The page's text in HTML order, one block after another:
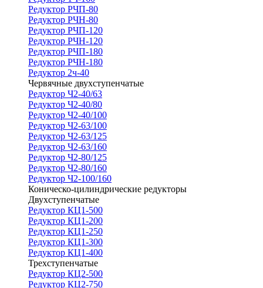
Редуктор РЧП-80
Редуктор РЧН-80
Редуктор РЧП-120
Редуктор РЧН-120
Редуктор РЧП-180
Редуктор РЧН-180
Редуктор 2ч-40
Червячные двухступенчатые
Редуктор Ч2-40/63
Редуктор Ч2-40/80
Редуктор Ч2-40/100
Редуктор Ч2-63/100
Редуктор Ч2-63/125
Редуктор Ч2-63/160
Редуктор Ч2-80/125
Редуктор Ч2-80/160
Редуктор Ч2-100/160
Коническо-цилиндрические редукторы
Двухступенчатые
Редуктор КЦ1-500
Редуктор КЦ1-200
Редуктор КЦ1-250
Редуктор КЦ1-300
Редуктор КЦ1-400
Трехступенчатые
Редуктор КЦ2-500
Редуктор КЦ2-750